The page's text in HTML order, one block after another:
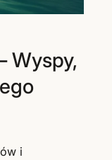
Wyspy,
i